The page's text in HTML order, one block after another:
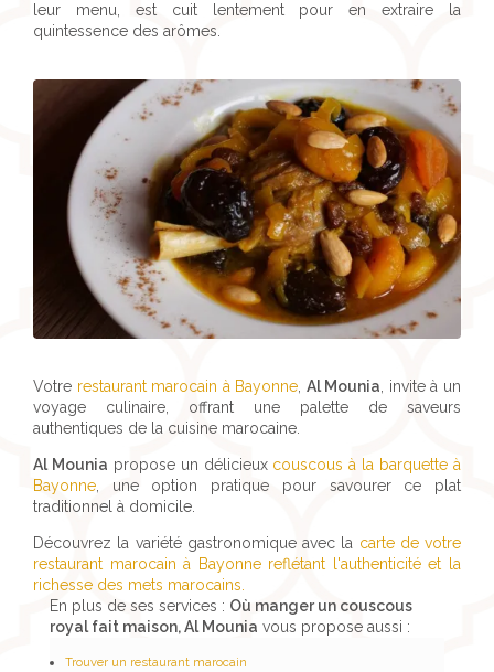
leur menu, est cuit lentement pour en extraire la
quintessence des arômes.
Votre restaurant marocain à Bayonne Al Mounia , invite à un
voyage culinaire, offrant une palette de saveurs
authentiques de la cuisine marocaine.
Al Mounia propose un délicieux couscous à la barquette à
Bayonne , une option pratique pour savourer ce plat
traditionnel à domicile.
Découvrez la variété gastronomique avec la carte de votre
restaurant marocain à Bayonne reflétant l'authenticité et la
richesse des mets marocains.
En plus de ses services : Où manger un couscous
royal fait maison, Al Mounia vous propose aussi :
Trouver un restaurant marocain